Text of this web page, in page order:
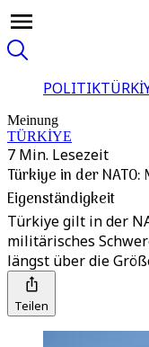
POLITIK
Meinung
TÜRKİYE
7 Min. Lesezeit
Türkiye in der
Eigenständigkeit
Türkiye gilt in der
militärisches
längst über die
Teilen